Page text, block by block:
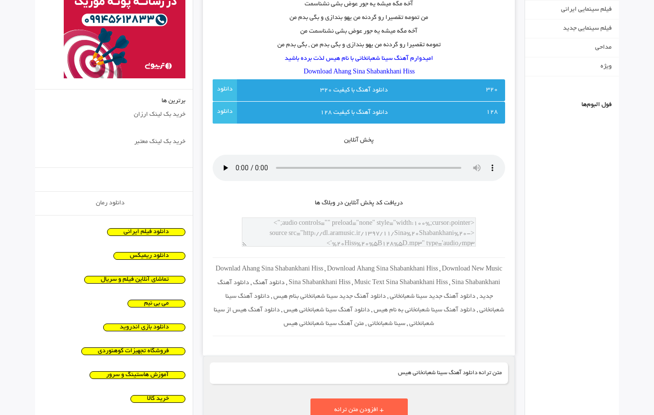
آخه مگه میشه یه جور عوض بشی نشناسمت
من تمومه تقصیرا رو گردنه من یهو بندازی و بگی بدم من
آخه مگه میشه یه جور عوض بشی نشناسمت من
تمومه تقصیرا رو گردنه من یهو بندازی و بگی بدم من , بگی بدم من
امیدوارم آهنگ سینا شعبانخانی با نام هیس لذت برده باشید
Download Ahang Sina Shabankhani Hiss
320 دانلود آهنگ با کيفيت 320
128 دانلود آهنگ با کيفيت 128
پخش آنلاين
دريافت کد پخش آنلاين در وبلاگ ها
Downlad Ahang Sina Shabankhani Hiss ,Download Ahang Sina Shabankhani Hiss ,Download New Music
Sina Shabankhani Hiss ,Music Text Sina Shabankhani Hiss , Sina Shabankhani
, دانلود آهنگ, دانلود آهنگ
جدید ,دانلود آهنگ جدید سینا شعبانخانی ,دانلود آهنگ جدید سینا شعبانخانی بنام هیس ,دانلود آهنگ سینا
شعبانخانی, دانلود آهنگ سینا شعبانخانی به نام هیس, دانلود آهنگ سینا شعبانخانی هیس, دانلود آهنگ هیس از سینا
شعبانخانی, سینا شعبانخانی, متن آهنگ سینا شعبانخانی هیس
متن ترانه دانلود آهنگ سینا شعبانخانی هیس
+ افزودن متن ترانه
فیلم سینمایی ایرانی
فیلم سینمایی جدید
مداحی
ویژه
فول البوم‌ها
برترین ها
خرید بک لینک ارزان
خرید بک لینک معتبر
دانلود رمان
دانلود فیلم ایرانی
دانلود ریمیکس
تماشای آنلاین فیلم و سریال
می بی نیم
دانلود بازی اندروید
فروشگاه تجهیزات کوهنوردی
آموزش هاستینگ و سرور
خرید کالا